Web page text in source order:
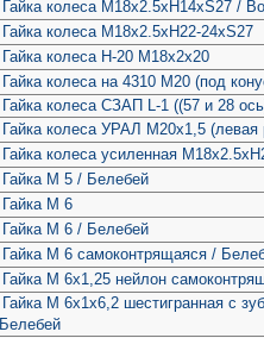
Гайка колеса М18х2.5хН14хS27 /
Гайка колеса М18х2.5хН22-24хS27
Гайка колеса Н-20 М18х2х20
Гайка колеса на 4310 М20 (под
Гайка колеса СЗАП L-1 ((57 и 28
Гайка колеса УРАЛ М20х1,5 (левая
Гайка колеса усиленная
Гайка М 5 / Белебей
Гайка М 6
Гайка М 6 / Белебей
Гайка М 6 самоконтрящаяся /
Гайка М 6х1,25 нейлон
Гайка М 6х1х6,2 шестигранная с
Белебей